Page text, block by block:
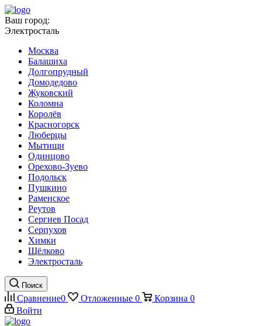
Ваш город:
Электросталь
Москва
Балашиха
Долгопрудный
Домодедово
Жуковский
Коломна
Королёв
Красногорск
Люберцы
Мытищи
Одинцово
Орехово-Зуево
Подольск
Пушкино
Раменское
Реутов
Сергиев Посад
Серпухов
Химки
Щёлково
Электросталь
Поиск
Сравнение0 Отложенные 0 Корзина 0
Войти